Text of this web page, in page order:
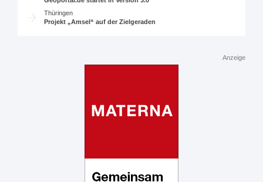
Thüringen
Projekt „Amsel“ auf der Zielgeraden
Anzeige